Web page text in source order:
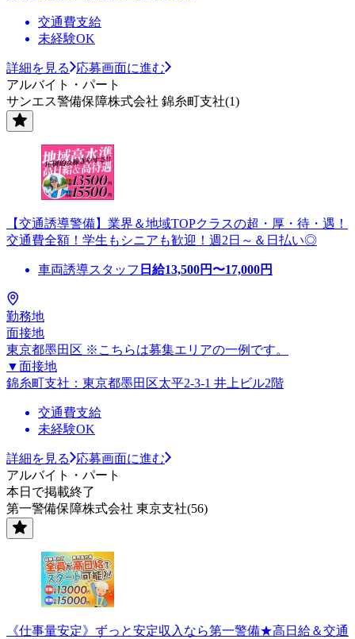
交通費支給
未経験OK
詳細を見る
応募画面に進む
アルバイト・パート
サンエス警備保障株式会社 錦糸町支社(1)
【交通誘導警備】業界＆地域TOPクラスの超・厚・待・遇！
交通費全額！学生もシニアも歓迎！週2日～＆日払い◎
車両誘導スタッフ 日給13,500円〜17,000円
勤務地
面接地
東京都墨田区 ※こちらは募集エリアの一例です。
▼面接地
錦糸町支社：東京都墨田区太平2-3-1 井上ビル2階
交通費支給
未経験OK
詳細を見る
応募画面に進む
アルバイト・パート
本日で掲載終了
第一警備保障株式会社 東京支社(56)
《仕事量安定》ずっと安定収入なら第一警備★高日給＆交通